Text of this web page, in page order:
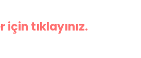
tıklayınız.